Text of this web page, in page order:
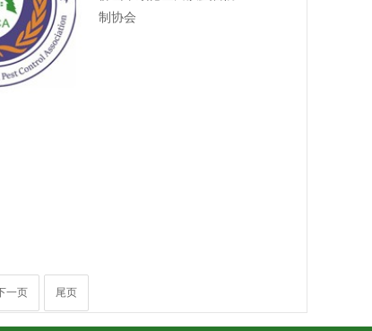
制协会
一页 尾页